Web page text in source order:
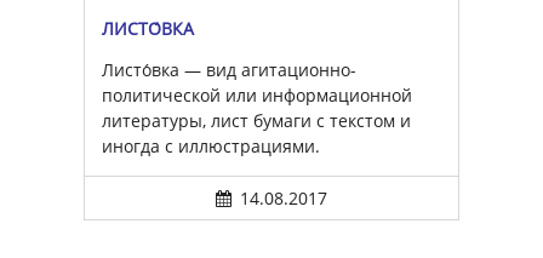
ЛИСТО́ВКА
Листо́вка — вид агитационно-
политической или информационной
литературы, лист бумаги с текстом и
иногда с иллюстрациями.
14.08.2017